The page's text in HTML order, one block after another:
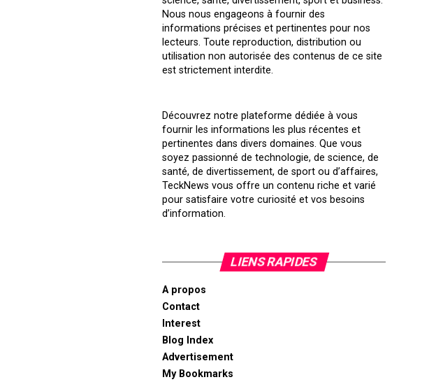
Nous nous engageons à fournir des
informations précises et pertinentes pour nos
lecteurs. Toute reproduction, distribution ou
utilisation non autorisée des contenus de ce site
est strictement interdite.
Découvrez notre plateforme dédiée à vous
fournir les informations les plus récentes et
pertinentes dans divers domaines. Que vous
soyez passionné de technologie, de science, de
santé, de divertissement, de sport ou d’affaires,
TeckNews vous offre un contenu riche et varié
pour satisfaire votre curiosité et vos besoins
d’information.
LIENS RAPIDES
A propos
Contact
Interest
Blog Index
Advertisement
My Bookmarks